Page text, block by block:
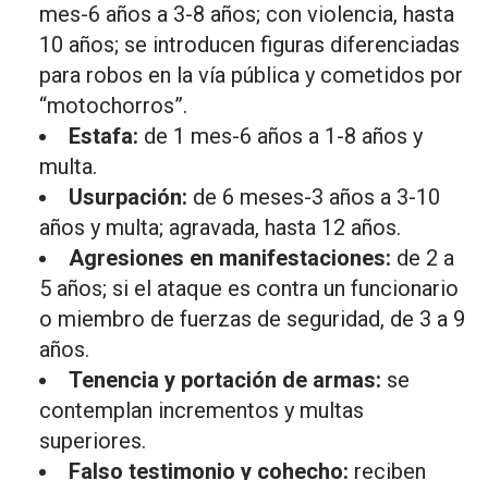
mes-6 años a 3-8 años; con violencia, hasta
10 años; se introducen figuras diferenciadas
para robos en la vía pública y cometidos por
“motochorros”.
Estafa: de 1 mes-6 años a 1-8 años y
multa.
Usurpación: de 6 meses-3 años a 3-10
años y multa; agravada, hasta 12 años.
Agresiones en manifestaciones: de 2 a
5 años; si el ataque es contra un funcionario
o miembro de fuerzas de seguridad, de 3 a 9
años.
Tenencia y portación de armas: se
contemplan incrementos y multas
superiores.
Falso testimonio y cohecho: reciben